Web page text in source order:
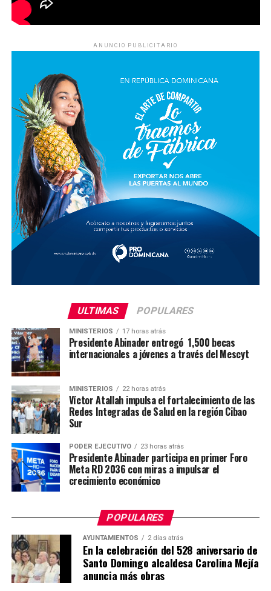
ANUNCIO PUBLICITARIO
ULTIMAS POPULARES
MINISTERIOS 17 horas atrás
Presidente Abinader entregó 1,500 becas
internacionales a jóvenes a través del Mescyt
MINISTERIOS 22 horas atrás
Víctor Atallah impulsa el fortalecimiento de las
Redes Integradas de Salud en la región Cibao
Sur
PODER EJECUTIVO 23 horas atrás
Presidente Abinader participa en primer Foro
Meta RD 2036 con miras a impulsar el
crecimiento económico
POPULARES
AYUNTAMIENTOS 2 días atrás
En la celebración del 528 aniversario de
Santo Domingo alcaldesa Carolina Mejía
anuncia más obras